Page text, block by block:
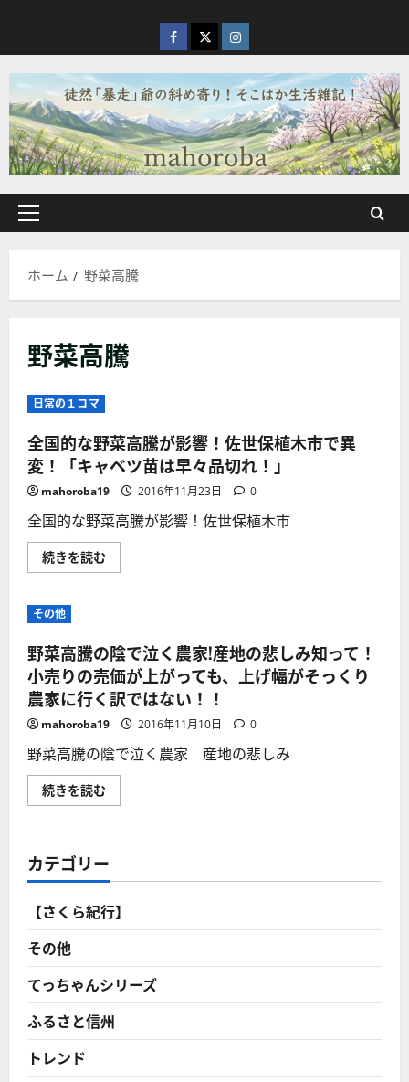
を
ス
キ
ッ
プ
facebook
X Instagram
メ
ン
ー
ホーム 野菜高騰
野菜高騰
日常の１コマ
全国的な野菜高騰が影響！佐世保植木市で異
変！「キャベツ苗は早々品切れ！」
mahoroba19 2016年11月23日 0
全国的な野菜高騰が影響！佐世保植木市
続きを読む
国
騰
が
影
響！
佐
世
保
木
市
で
「キ
苗
は
早々
品
切
れ！」
い
て
さ
ら
に
読
む
その他
野菜高騰の陰で泣く農家!産地の悲しみ知って！
小売りの売価が上がっても、上げ幅がそっくり
農家に行く訳ではない！！
mahoroba19 2016年11月10日 0
野菜高騰の陰で泣く農家 産地の悲しみ
続きを読む
菜
で
泣
農
家!
産
悲
し
み
知
っ
て！
小
カテゴリー
【さくら紀行】
その他
てっちゃんシリーズ
ふるさと信州
トレンド